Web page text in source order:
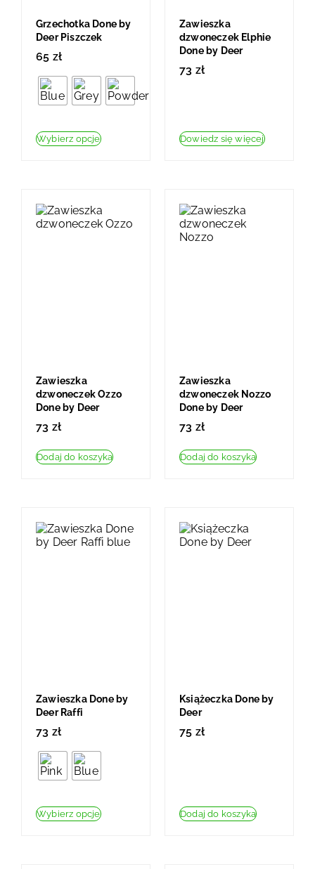
Grzechotka Done by
Deer Piszczek
65 zł
Wybierz opcje
Zawieszka
dzwoneczek Elphie
Done by Deer
73 zł
Dowiedz się więcej
Zawieszka
dzwoneczek Ozzo
Done by Deer
73 zł
Dodaj do koszyka
Zawieszka
dzwoneczek Nozzo
Done by Deer
73 zł
Dodaj do koszyka
Zawieszka Done by
Deer Raffi
73 zł
Wybierz opcje
Książeczka Done by
Deer
75 zł
Dodaj do koszyka